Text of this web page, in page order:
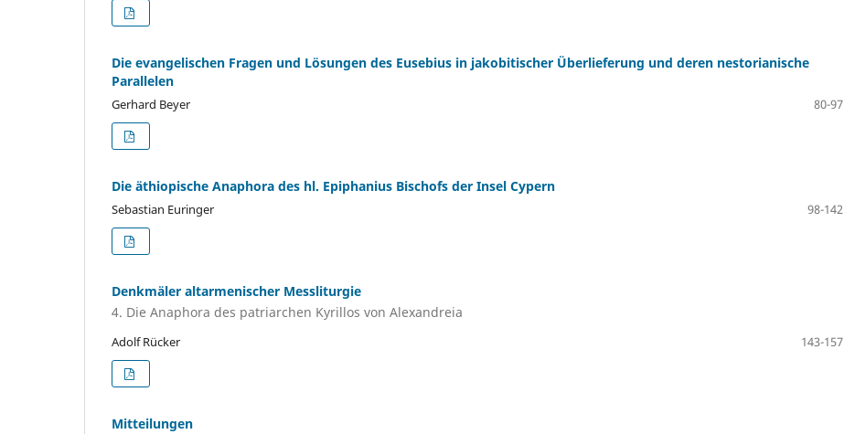
Die evangelischen Fragen und Lösungen des Eusebius in jakobitischer Überlieferung und deren nestorianische
Parallelen
Gerhard Beyer 80-97
Die äthiopische Anaphora des hl. Epiphanius Bischofs der Insel Cypern
Sebastian Euringer 98-142
Denkmäler altarmenischer Messliturgie
4. Die Anaphora des patriarchen Kyrillos von Alexandreia
Adolf Rücker 143-157
Mitteilungen